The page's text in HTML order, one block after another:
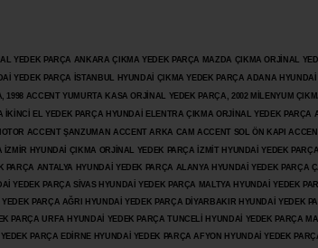
YEDEK PARÇA ANKARA ÇIKMA YEDEK PARÇA MAZDA ÇIKMA ORJİNAL
YEDEK PARÇA İSTANBUL HYUNDAİ ÇIKMA YEDEK PARÇA ADANA
1998 ACCENT YUMURTA KASA ORJİNAL YEDEK PARÇA, 2002 MİLENYUM
İKİNCİ EL YEDEK PARÇA HYUNDAİ ELENTRA ÇIKMA ORJİNAL YEDEK
ACCENT ŞANZUMAN ACCENT ARKA CAM ACCENT SOL ÖN KAPI
İZMİR HYUNDAİ ÇIKMA ORJİNAL YEDEK PARÇA İZMİT HYUNDAİ YEDEK
PARÇA ANTALYA HYUNDAİ YEDEK PARÇA ALANYA HYUNDAİ YEDEK
YEDEK PARÇA SİVAS HYUNDAİ YEDEK PARÇA MALTYA HYUNDAİ YEDEK
PARÇA AĞRI HYUNDAİ YEDEK PARÇA DİYARBAKIR HYUNDAİ YEDEK
PARÇA URFA HYUNDAİ YEDEK PARÇA TUNCELİ HYUNDAİ YEDEK PARÇA
PARÇA EDİRNE HYUNDAİ YEDEK PARÇA AFYON HYUNDAİ YEDEK